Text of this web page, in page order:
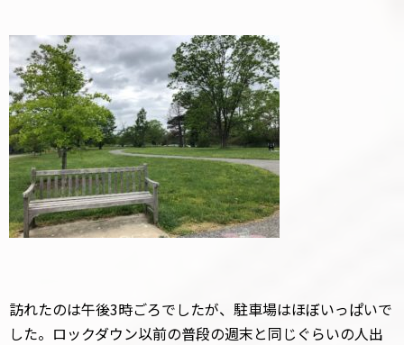
訪れたのは午後3時ごろでしたが、駐車場はほぼいっぱいで
した。ロックダウン以前の普段の週末と同じぐらいの人出